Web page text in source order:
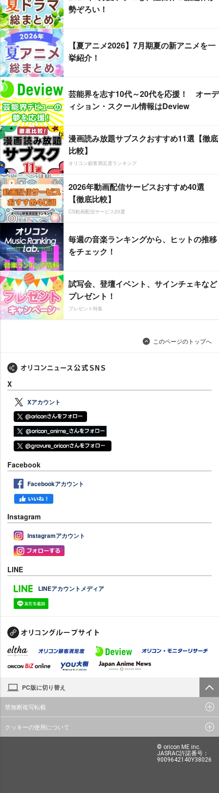
勢ぞろい！
【夏アニメ2026】7月期夏の新アニメを一
挙紹介！
芸能界を志す10代～20代を応援！ オーデ
ィション・スクール情報はDeview
漫画読み放題サブスクおすすめ11選【徹底
比較】
オリコン顧客満足度ランキング
2026年動画配信サービスおすすめ40選
【徹底比較】
CS動画配信サービス20選
毎週の音楽ランキングから、ヒットの推移
をチェック！
試写会、登壇イベント、サインチェキなど
プレゼント！
プレゼント特集
このページのトップへ
X
Xアカウント
Facebook
Facebookアカウント
Instagram
Instagramアカウント
LINE
LINEアカウントメディア
PC版に切り替え
禁無断複写転載
クッキーの使用について
© oricon ME inc.
JASRAC許諾番号：
9009642140Y38026